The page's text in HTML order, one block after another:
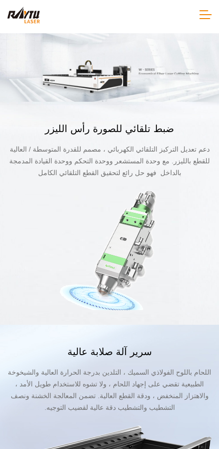
ضبط تلقائي للصورة رأس الليزر
دعم تعديل التركيز التلقائي الكهربائي ، مصمم للقدرة المتوسطة / العالية
للقطع بالليزر. مع وحدة المستشعر ووحدة التحكم ووحدة القيادة المدمجة
بالداخل فهو حل رائع لتحقيق القطع التلقائي الكامل
سرير آلة صلابة عالية
اللحام باللوح الفولاذي السميك ، التلدين بدرجة الحرارة العالية والشيخوخة
الطبيعية تقضي على إجهاد اللحام ، ولا تشوه للاستخدام طويل الأمد ،
والاهتزاز المنخفض ، ودقة القطع العالية. تضمن المعالجة الخشنة ونصف
التشطيب والتشطيب دقة عالية لقضيب التوجيه.